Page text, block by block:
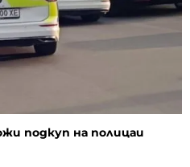
подкуп на полицаи